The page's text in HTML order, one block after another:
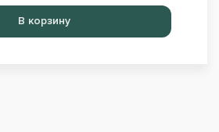
Перейти в корзину